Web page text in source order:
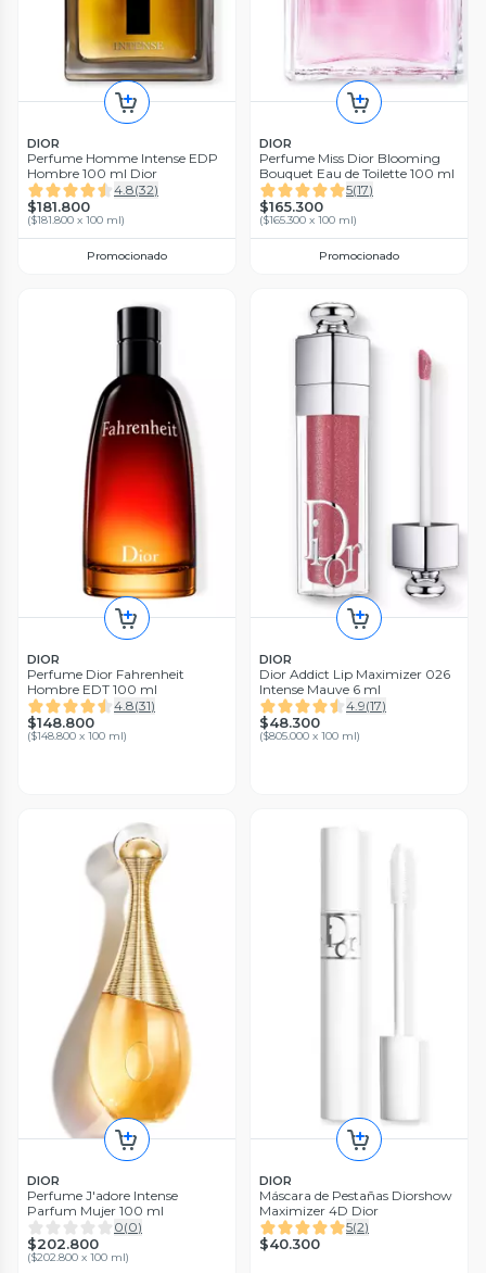
DIOR
Perfume Homme Intense EDP
Hombre 100 ml Dior
4.8(32)
$181.800
($181.800 x 100 ml)
Promocionado
DIOR
Perfume Miss Dior Blooming
Bouquet Eau de Toilette 100 ml
5(17)
$165.300
($165.300 x 100 ml)
Promocionado
DIOR
Perfume Dior Fahrenheit
Hombre EDT 100 ml
4.8(31)
$148.800
($148.800 x 100 ml)
DIOR
Dior Addict Lip Maximizer 026
Intense Mauve 6 ml
4.9(17)
$48.300
($805.000 x 100 ml)
DIOR
Perfume J'adore Intense
Parfum Mujer 100 ml
0(0)
$202.800
($202.800 x 100 ml)
DIOR
Máscara de Pestañas Diorshow
Maximizer 4D Dior
5(2)
$40.300